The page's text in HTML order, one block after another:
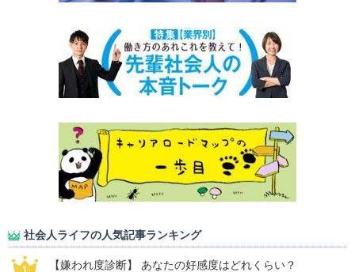
社会人ライフの人気記事ランキング
【嫌われ度診断】 あなたの好感度はどれくらい？